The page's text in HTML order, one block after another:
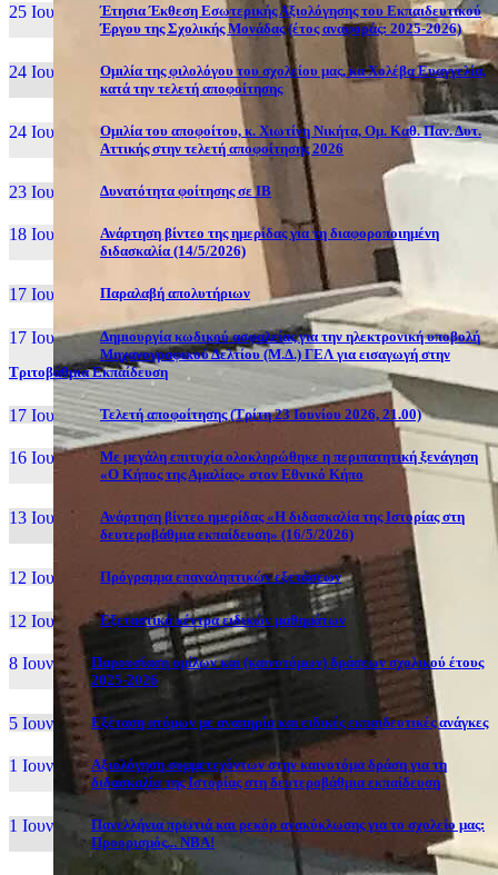
25 Ιουν, 26
Έτησια Έκθεση Εσωτερικής Αξιολόγησης του Εκπαιδευτικού
Έργου της Σχολικής Μονάδας (έτος αναφοράς: 2025-2026)
24 Ιουν, 26
Ομιλία της φιλολόγου του σχολείου μας, κα Χολέβα Ευαγγελία,
κατά την τελετή αποφοίτησης
24 Ιουν, 26
Ομιλία του αποφοίτου, κ. Χιωτίνη Νικήτα, Ομ. Καθ. Παν. Δυτ.
Αττικής στην τελετή αποφοίτησης 2026
23 Ιουν, 26 Δυνατότητα φοίτησης σε ΙΒ
18 Ιουν, 26
Ανάρτηση βίντεο της ημερίδας για τη διαφοροποιημένη
διδασκαλία (14/5/2026)
17 Ιουν, 26 Παραλαβή απολυτήριων
17 Ιουν, 26
Δημιουργία κωδικού ασφαλείας για την ηλεκτρονική υποβολή
Μηχανογραφικού Δελτίου (Μ.Δ.) ΓΕΛ για εισαγωγή στην
Τριτοβάθμια Εκπαίδευση
17 Ιουν, 26 Τελετή αποφοίτησης (Τρίτη 23 Ιουνίου 2026, 21.00)
16 Ιουν, 26
Με μεγάλη επιτυχία ολοκληρώθηκε η περιπατητική ξενάγηση
«Ο Κήπος της Αμαλίας» στον Εθνικό Κήπο
13 Ιουν, 26
Ανάρτηση βίντεο ημερίδας «Η διδασκαλία της Ιστορίας στη
δευτεροβάθμια εκπαίδευση» (16/5/2026)
12 Ιουν, 26 Πρόγραμμα επαναληπτικών εξετάσεων
12 Ιουν, 26 Εξεταστικά κέντρα ειδικών μαθημάτων
8 Ιουν, 26
Παρουσίαση ομίλων και (καινοτόμων) δράσεων σχολικού έτους
2025-2026
5 Ιουν, 26 Εξέταση ατόμων με αναπηρία και ειδικές εκπαιδευτικές ανάγκες
1 Ιουν, 26
Αξιολόγηση συμμετεχόντων στην καινοτόμα δράση για τη
διδασκαλία της Ιστορίας στη δευτεροβάθμια εκπαίδευση
1 Ιουν, 26
Πανελλήνια πρωτιά και ρεκόρ ανακύκλωσης για το σχολείο μας:
Προορισμός... NBA!